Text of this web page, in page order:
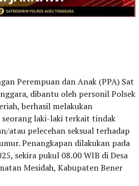
Perempuan dan Anak (PPA) Sat
dibantu oleh personil Polsek
berhasil melakukan
laki-laki terkait tindak
atau pelecehan seksual terhadap
Penangkapan dilakukan pada
sekira pukul 08.00 WIB di Desa
Mesidah, Kabupaten Bener